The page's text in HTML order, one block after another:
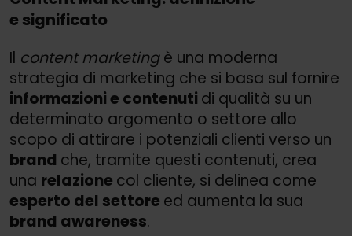
e significato
Il content marketingè una moderna
strategia di marketing che si basa sul fornire
informazioni e contenuti di qualità su un
determinato argomento o settore allo
scopo di attirare i potenziali clienti verso un
brand che, tramite questi contenuti, crea
una relazione col cliente, si delinea come
esperto del settore ed aumenta la sua
brand awareness.